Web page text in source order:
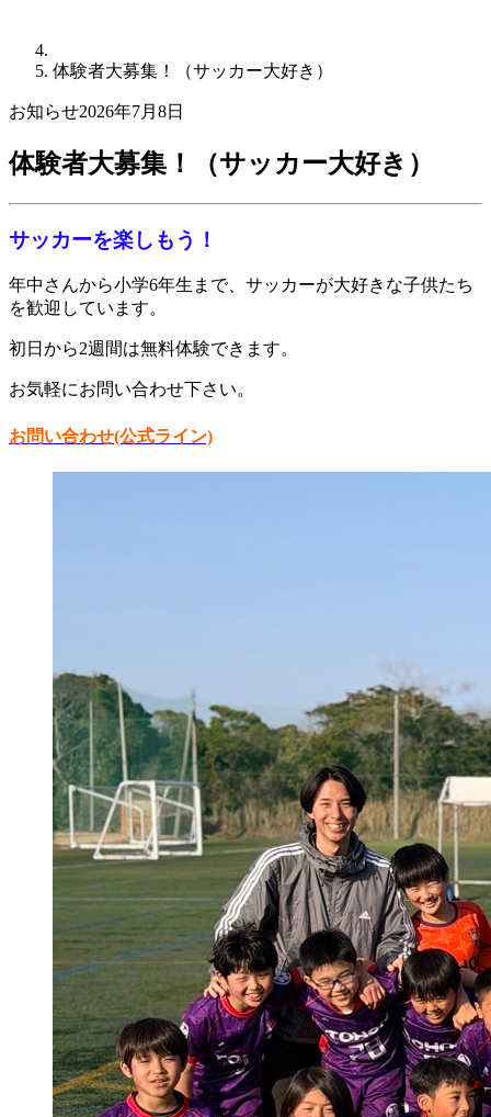
体験者大募集！（サッカー大好き）
お知らせ2026年7月8日
体験者大募集！（サッカー大好き）
サッカーを楽しもう！
年中さんから小学6年生まで、サッカーが大好きな子供たち
を歓迎しています。
初日から2週間は無料体験できます。
お気軽にお問い合わせ下さい。
お問い合わせ(公式ライン)